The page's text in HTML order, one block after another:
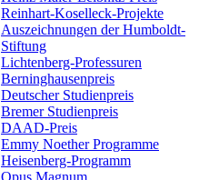
Reinhart-Koselleck-Projekte
Auszeichnungen der Humboldt-
Stiftung
Lichtenberg-Professuren
Berninghausenpreis
Deutscher Studienpreis
Bremer Studienpreis
DAAD-Preis
Emmy Noether Programme
Heisenberg-Programm
Opus Magnum